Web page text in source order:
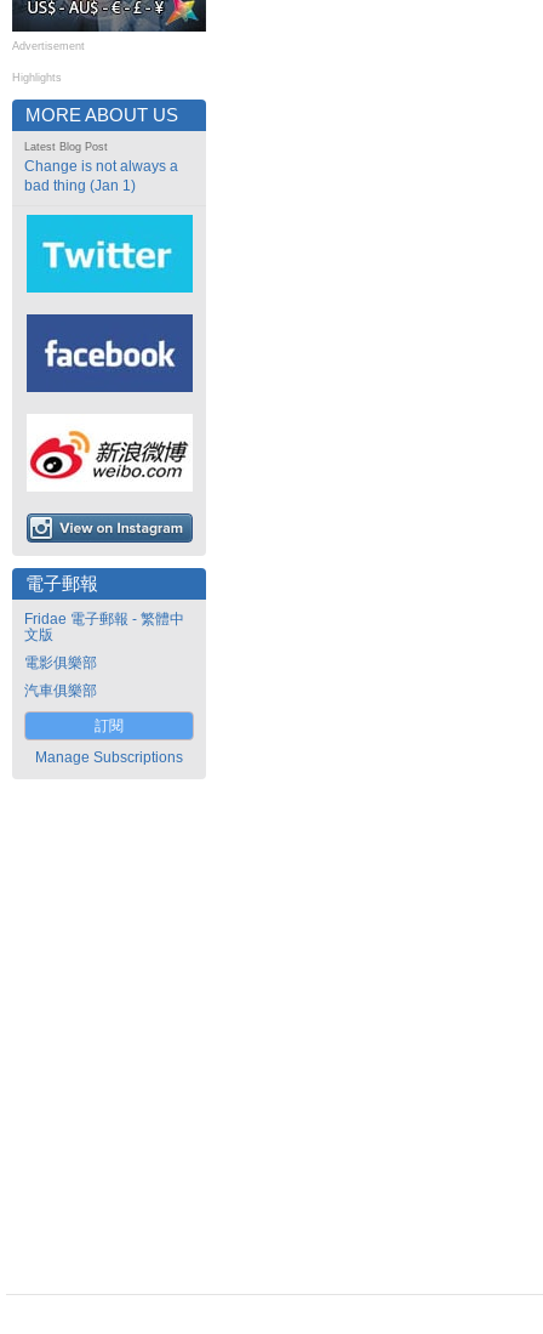
Advertisement
Highlights
MORE ABOUT US
Latest Blog Post
Change is not always a
bad thing (Jan 1)
電子郵報
Fridae 電子郵報 - 繁體中
文版
電影俱樂部
汽車俱樂部
訂閱
Manage Subscriptions